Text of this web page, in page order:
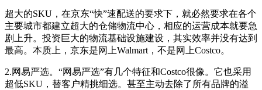
超大的SKU，在京东“快”速配送的要求下，就必然要求在各个
主要城市都建立超大的仓储物流中心，相应的运营成本就要急
剧上升。投资巨大的物流基础设施建设，其实效率并没有达到
最高。本质上，京东是网上Walmart，不是网上Costco。
2.网易严选。“网易严选”有几个特征和Costco很像。它也采用
超低SKU，替客户精挑细选。甚至主动去除了所有品牌的溢